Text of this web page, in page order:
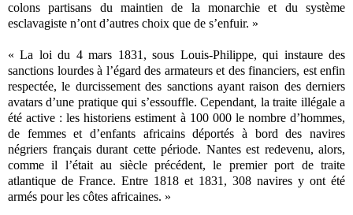
colons partisans du maintien de la monarchie et du système
esclavagiste n’ont d’autres choix que de s’enfuir. »
« La loi du 4 mars 1831, sous Louis-Philippe, qui instaure des
sanctions lourdes à l’égard des armateurs et des financiers, est enfin
respectée, le durcissement des sanctions ayant raison des derniers
avatars d’une pratique qui s’essouffle. Cependant, la traite illégale a
été active : les historiens estiment à 100 000 le nombre d’hommes,
de femmes et d’enfants africains déportés à bord des navires
négriers français durant cette période. Nantes est redevenu, alors,
comme il l’était au siècle précédent, le premier port de traite
atlantique de France. Entre 1818 et 1831, 308 navires y ont été
armés pour les côtes africaines. »